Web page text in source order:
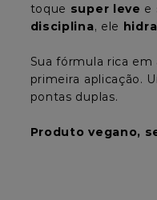
toque super leve e
disciplina, ele
Sua fórmula rica
primeira aplicação.
pontas duplas.
Produto vegano,